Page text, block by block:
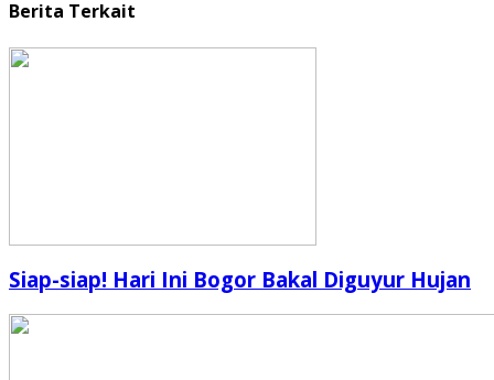
Berita Terkait
Siap-siap! Hari Ini Bogor Bakal Diguyur Hujan